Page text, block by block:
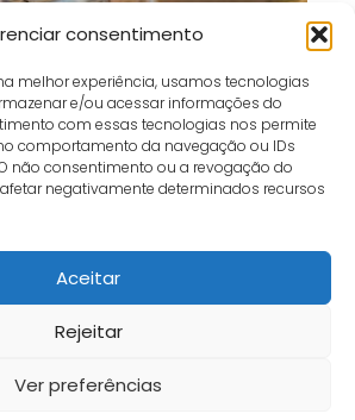
consentimento
melhor experiência, usamos tecnologias
e/ou acessar informações do
com essas tecnologias nos permite
comportamento da navegação ou IDs
não consentimento ou a revogação do
negativamente determinados recursos
Aceitar
Rejeitar
Ver preferências
no Carro Parado: O Que
e como é possível sacar o FGTS retido de
de Privacidade